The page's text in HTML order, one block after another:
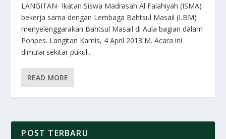
LANGITAN- Ikatan Siswa Madrasah Al Falahiyah (ISMA)
bekerja sama dengan Lembaga Bahtsul Masail (LBM)
menyelenggarakan Bahtsul Masail di Aula bagian dalam
Ponpes. Langitan Kamis, 4 April 2013 M. Acara ini
dimulai sekitar pukul...
READ MORE
POST TERBARU